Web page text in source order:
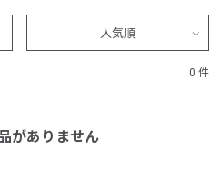
人気順
0 件
がありません